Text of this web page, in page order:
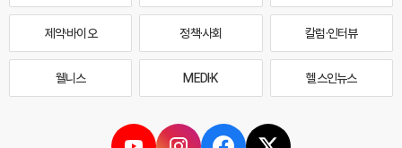
제약·바이오 정책·사회 칼럼·인터뷰
웰니스 MEDI·K 헬스인뉴스